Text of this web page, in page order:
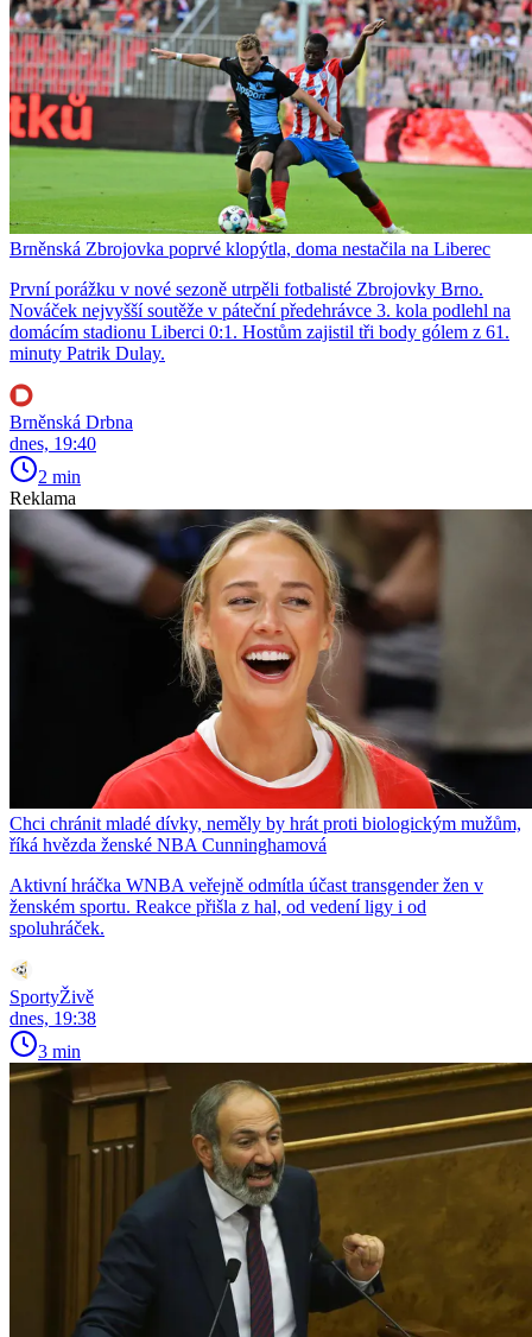
Brněnská Zbrojovka poprvé klopýtla, doma nestačila na Liberec
První porážku v nové sezoně utrpěli fotbalisté Zbrojovky Brno.
Nováček nejvyšší soutěže v páteční předehrávce 3. kola podlehl na
domácím stadionu Liberci 0:1. Hostům zajistil tři body gólem z 61.
minuty Patrik Dulay.
Brněnská Drbna
dnes, 19:40
2 min
Reklama
Chci chránit mladé dívky, neměly by hrát proti biologickým mužům,
říká hvězda ženské NBA Cunninghamová
Aktivní hráčka WNBA veřejně odmítla účast transgender žen v
ženském sportu. Reakce přišla z hal, od vedení ligy i od
spoluhráček.
SportyŽivě
dnes, 19:38
3 min